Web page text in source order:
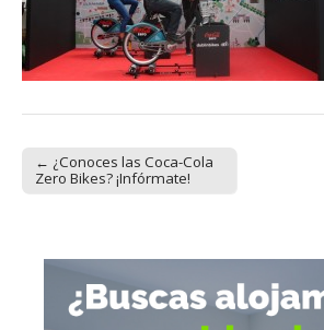
Post navigation
← ¿Conoces las Coca-Cola
Zero Bikes? ¡Infórmate!